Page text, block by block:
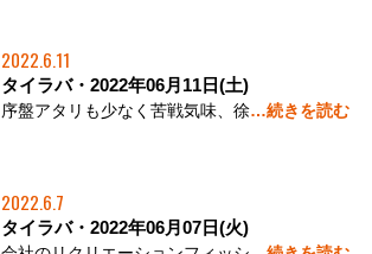
2022.6.11
タイラバ・2022年06月11日(土)
序盤アタリも少なく苦戦気味、徐…続きを読む
2022.6.7
タイラバ・2022年06月07日(火)